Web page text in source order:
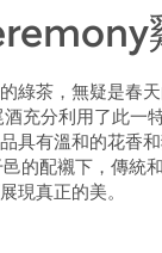
綠茶，無疑是春
充分利用了此一
具有溫和的花香
邑的配襯下，傳統
現真正的美。